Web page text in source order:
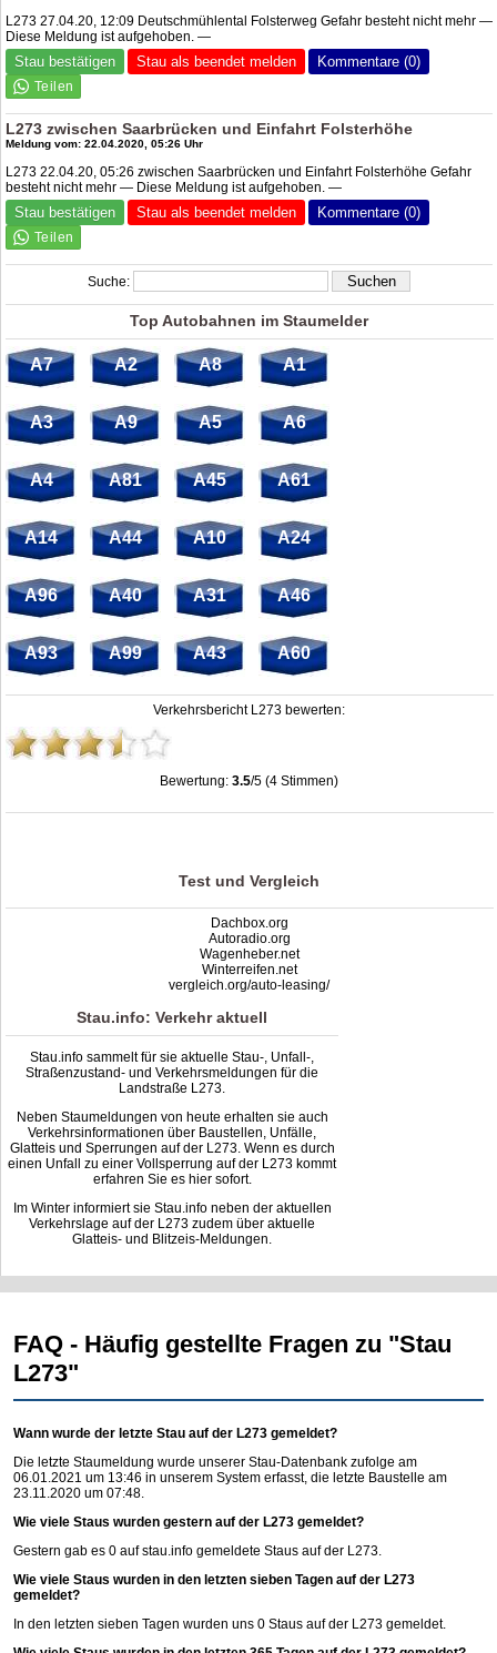
L273 27.04.20, 12:09 Deutschmühlental Folsterweg Gefahr besteht nicht mehr —
Diese Meldung ist aufgehoben. —
Stau bestätigen Stau als beendet melden Kommentare (0)
L273 zwischen Saarbrücken und Einfahrt Folsterhöhe
Meldung vom: 22.04.2020, 05:26 Uhr
L273 22.04.20, 05:26 zwischen Saarbrücken und Einfahrt Folsterhöhe Gefahr
besteht nicht mehr — Diese Meldung ist aufgehoben. —
Stau bestätigen Stau als beendet melden Kommentare (0)
Suche:
Top Autobahnen im Staumelder
A7 A2 A8 A1
A3 A9 A5 A6
A4 A81 A45 A61
A14 A44 A10 A24
A96 A40 A31 A46
A93 A99 A43 A60
Verkehrsbericht L273 bewerten:
Bewertung:3.5/5 (4 Stimmen)
Stau L273: Unfälle, Sperrung & Baustellen | Staumelder L273 ,3.5out of5based
Test und Vergleich
Dachbox.org
Autoradio.org
Wagenheber.net
Winterreifen.net
vergleich.org/auto-leasing/
Stau.info: Verkehr aktuell
Stau.info sammelt für sie aktuelle Stau-, Unfall-,
Straßenzustand- und Verkehrsmeldungen für die
Landstraße L273.
Neben Staumeldungen von heute erhalten sie auch
Verkehrsinformationen über Baustellen, Unfälle,
Glatteis und Sperrungen auf der L273. Wenn es durch
einen Unfall zu einer Vollsperrung auf der L273 kommt
erfahren Sie es hier sofort.
Im Winter informiert sie Stau.info neben der aktuellen
Verkehrslage auf der L273 zudem über aktuelle
Glatteis- und Blitzeis-Meldungen.
FAQ - Häufig gestellte Fragen zu "Stau
L273"
Wann wurde der letzte Stau auf der L273 gemeldet?
Die letzte Staumeldung wurde unserer Stau-Datenbank zufolge am
06.01.2021 um 13:46 in unserem System erfasst, die letzte Baustelle am
23.11.2020 um 07:48.
Wie viele Staus wurden gestern auf der L273 gemeldet?
Gestern gab es 0 aufstau.info gemeldete Staus auf der L273.
Wie viele Staus wurden in den letzten sieben Tagen auf der L273
gemeldet?
In den letzten sieben Tagen wurden uns 0 Staus auf der L273 gemeldet.